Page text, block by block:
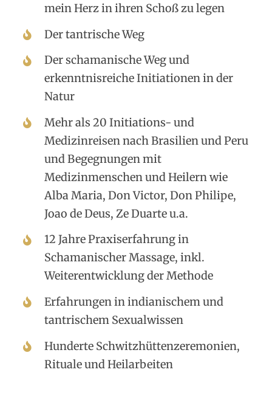
mein Herz in ihren Schoß zu legen
Der tantrische Weg
Der schamanische Weg und
erkenntnisreiche Initiationen in der
Natur
Mehr als 20 Initiations- und
Medizinreisen nach Brasilien und Peru
und Begegnungen mit
Medizinmenschen und Heilern wie
Alba Maria, Don Victor, Don Philipe,
Joao de Deus, Ze Duarte u.a.
12 Jahre Praxiserfahrung in
Schamanischer Massage, inkl.
Weiterentwicklung der Methode
Erfahrungen in indianischem und
tantrischem Sexualwissen
Hunderte Schwitzhüttenzeremonien,
Rituale und Heilarbeiten